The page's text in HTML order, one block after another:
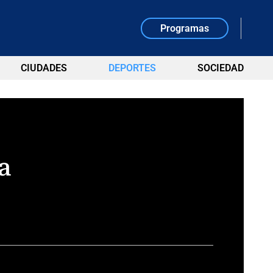
Programas
CIUDADES DEPORTES SOCIEDAD